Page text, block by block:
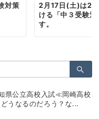
対策
2月17日(土)は
ける「中３受験
す。
県公立高校入試≪岡崎高校
うなるのだろう？な...